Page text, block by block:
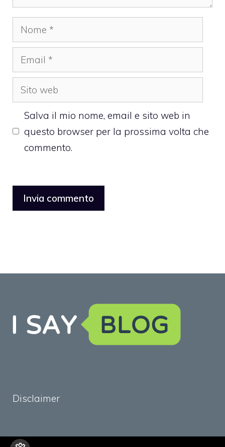
Nome
Email
Sito
web
Salva il mio nome, email e sito web in
questo browser per la prossima volta che
commento.
Disclaimer